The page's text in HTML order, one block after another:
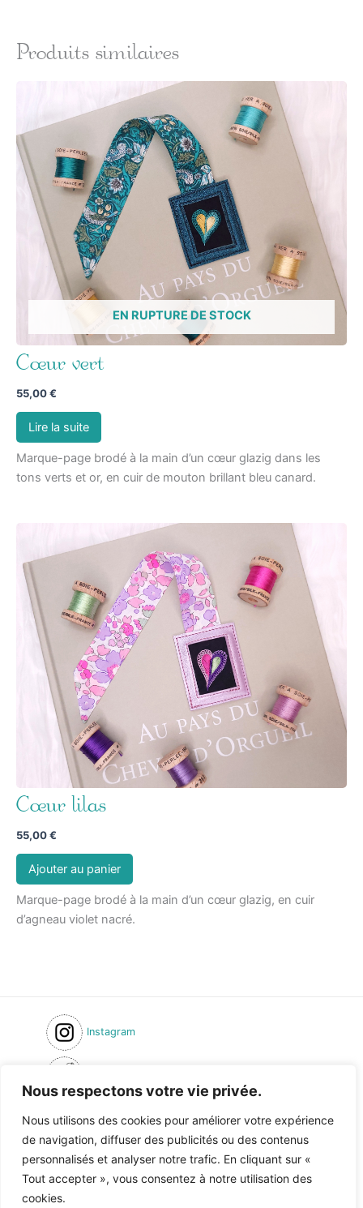
Nous respectons votre vie privée.
Nous utilisons des cookies pour améliorer votre expérience
de navigation, diffuser des publicités ou des contenus
personnalisés et analyser notre trafic. En cliquant sur «
Tout accepter », vous consentez à notre utilisation des
cookies.
Produits similaires
EN RUPTURE DE STOCK
Cœur vert
55,00€
Lire la suite
Marque-page brodé à la main d’un cœur glazig dans les
tons verts et or, en cuir de mouton brillant bleu canard.
Cœur lilas
55,00€
Ajouter au panier
Marque-page brodé à la main d’un cœur glazig, en cuir
d’agneau violet nacré.
Instagram
Formulaire de contact
Condition générales de ventes
Politique de confidentialité